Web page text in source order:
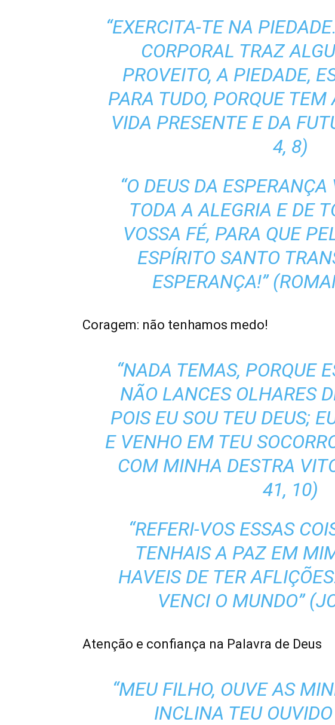
“EXERCITA-TE NA
CORPORAL TRAZ
PROVEITO, A PIEDADE,
PARA TUDO, PORQUE
VIDA PRESENTE E DA
4, 8)
“O DEUS DA
TODA A ALEGRIA E DE
VOSSA FÉ, PARA QUE
ESPÍRITO SANTO
ESPERANÇA!”
Coragem: não tenhamos medo!
“NADA TEMAS, PORQUE
NÃO LANCES OLHARES
POIS EU SOU TEU DEUS;
E VENHO EM TEU
COM MINHA DESTRA
41, 10)
“REFERI-VOS ESSAS
TENHAIS A PAZ EM
HAVEIS DE TER
VENCI O MUNDO”
Atenção e confiança na Palavra de Deus
“MEU FILHO, OUVE AS
INCLINA TEU